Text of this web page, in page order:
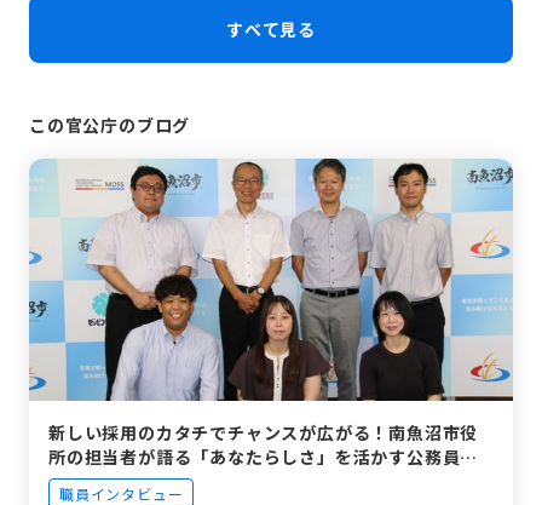
すべて見る
この官公庁のブログ
新しい採用のカタチでチャンスが広がる！南魚沼市役
所の担当者が語る「あなたらしさ」を活かす公務員の
道
職員インタビュー